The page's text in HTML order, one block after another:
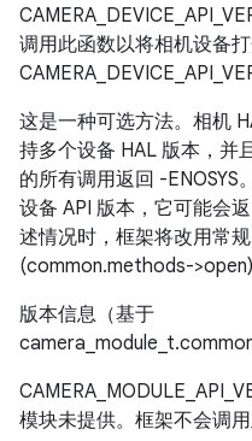
调用此函数以将相机设备
这是一种可选方法。相机
持多个设备 HAL 版本，并
的所有调用返回 -ENOSYS
设备 API 版本，它可能会
述情况时，框架将改用常
(common.methods->open)
版本信息（基于
模块未提供。框架不会调用